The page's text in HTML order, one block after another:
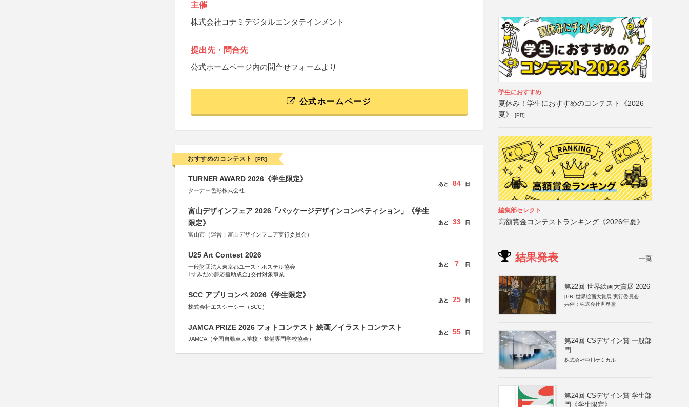
主催
株式会社コナミデジタルエンタテインメント
提出先・問合先
公式ホームページ内の問合せフォームより
公式ホームページ
おすすめのコンテスト [PR]
TURNER AWARD 2026《学生限定》
ターナー色彩株式会社
あと 84 日
富山デザインフェア 2026「パッケージデザインコンペティション」《学生
限定》
富山市（運営：富山デザインフェア実行委員会）
あと 33 日
U25 Art Contest 2026
一般財団法人東京都ユース・ホステル協会
｢すみだの夢応援助成金｣交付対象事業
あと 7 日
SCC アプリコンペ 2026《学生限定》
株式会社エスシーシー（SCC）
あと 25 日
JAMCA PRIZE 2026 フォトコンテスト 絵画／イラストコンテスト
JAMCA（全国自動車大学校・整備専門学校協会）
あと 55 日
学生におすすめ
夏休み！学生におすすめのコンテスト《2026
夏》
[PR]
編集部セレクト
高額賞金コンテストランキング《2026年夏》
結果発表 一覧
第22回 世界絵画大賞展 2026
[PR] 世界絵画大賞展 実行委員会
共催：株式会社世界堂
第24回 CSデザイン賞 一般部
門
株式会社中川ケミカル
第24回 CSデザイン賞 学生部
門《学生限定》